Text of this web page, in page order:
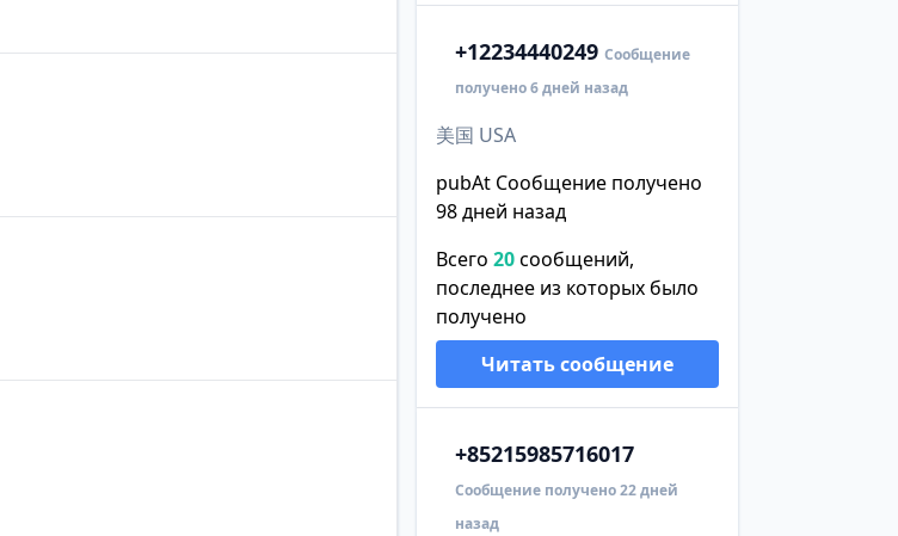
+12234440249 Сообщение
получено 6 дней назад
美国 USA
pubAt Сообщение получено
98 дней назад
Всего 20сообщений,
последнее из которых было
получено
Читать сообщение
+85215985716017
Сообщение получено 22 дней
назад